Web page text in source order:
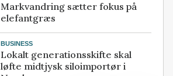
Markvandring sætter fokus på
elefantgræs
BUSINESS
Lokalt generationsskifte skal
løfte midtjysk siloimportør i